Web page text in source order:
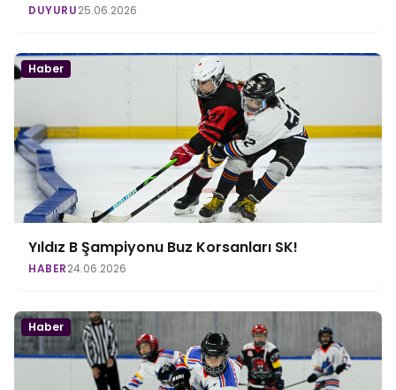
DUYURU25.06.2026
Haber
Yıldız B Şampiyonu Buz Korsanları SK!
HABER24.06.2026
Haber